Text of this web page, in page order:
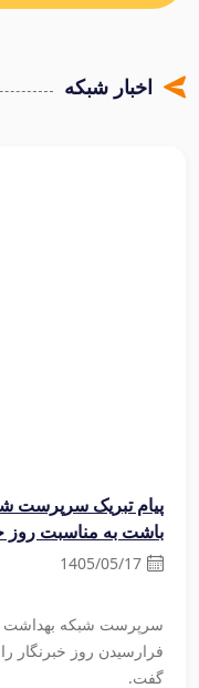
اخبار شبکه
خبرنگار
1405/05/16
مدیر شبکه بهداشت و
گفت.